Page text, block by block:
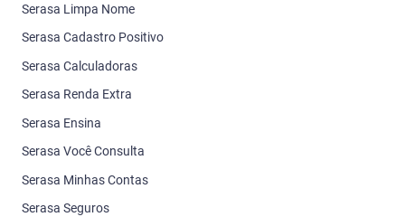
Serasa Limpa Nome
Serasa Cadastro Positivo
Serasa Calculadoras
Serasa Renda Extra
Serasa Ensina
Serasa Você Consulta
Serasa Minhas Contas
Serasa Seguros